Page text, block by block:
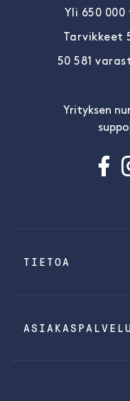
Yli 650
50 581
Yrityksen
TIETOA
ASIAKASPALVELU